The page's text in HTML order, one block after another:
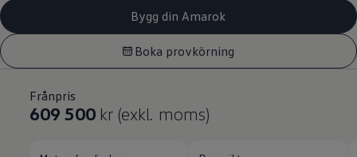
Bygg din Amarok
Boka provkörning
Frånpris
609 500 kr (exkl. moms)